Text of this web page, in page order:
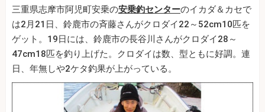
三重県志摩市阿児町安乗の安乗釣センターのイカダ＆カセで
は2月21日、鈴鹿市の斉藤さんがクロダイ22～52cm10匹を
ゲット。19日には、鈴鹿市の長谷川さんがクロダイ28～
47cm18匹を釣り上げた。クロダイは数、型ともに好調。連
日、年無しや2ケタ釣果が上がっている。